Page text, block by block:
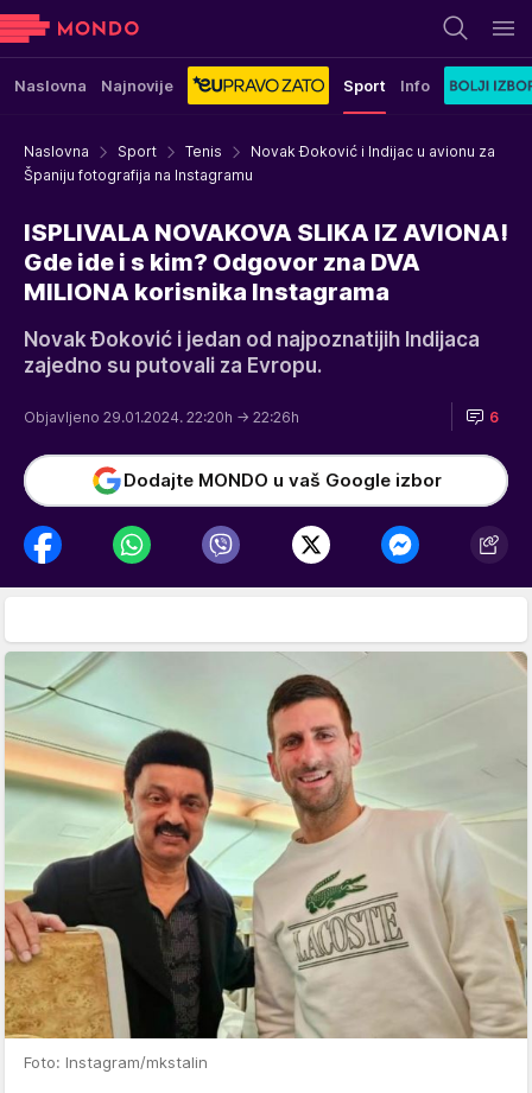
Naslovna Najnovije Sport Info
Naslovna Sport Tenis
Novak Đoković i Indijac u avionu za
Španiju fotografija na Instagramu
ISPLIVALA NOVAKOVA SLIKA IZ AVIONA!
Gde ide i s kim? Odgovor zna DVA
MILIONA korisnika Instagrama
Novak Đoković i jedan od najpoznatijih Indijaca
zajedno su putovali za Evropu.
Objavljeno 29.01.2024. 22:20h → 22:26h 6
Dodajte MONDO u vaš Google izbor
Foto: Instagram/mkstalin